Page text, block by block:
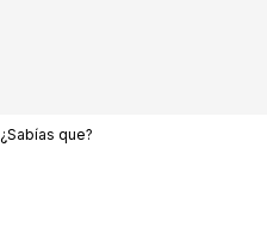
¿Sabías que?